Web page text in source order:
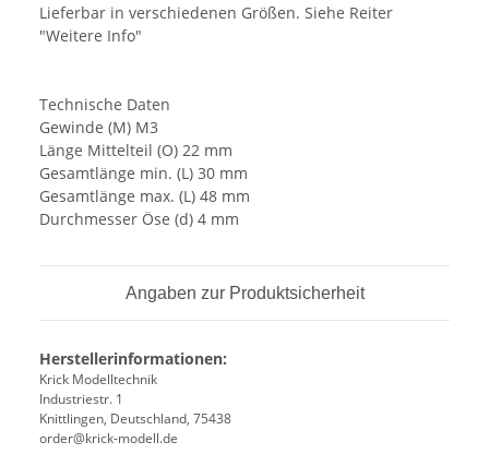
Lieferbar in verschiedenen Größen. Siehe Reiter
"Weitere Info"
Technische Daten
Gewinde (M) M3
Länge Mittelteil (O) 22 mm
Gesamtlänge min. (L) 30 mm
Gesamtlänge max. (L) 48 mm
Durchmesser Öse (d) 4 mm
Angaben zur Produktsicherheit
Herstellerinformationen:
Krick Modelltechnik
Industriestr. 1
Knittlingen, Deutschland, 75438
order@krick-modell.de